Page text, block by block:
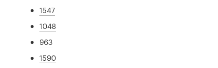
1547
1048
963
1590